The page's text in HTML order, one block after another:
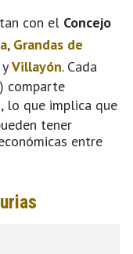
con el Concejo
, Grandas de
yVillayón. Cada
comparte
, lo que implica que
tener
entre